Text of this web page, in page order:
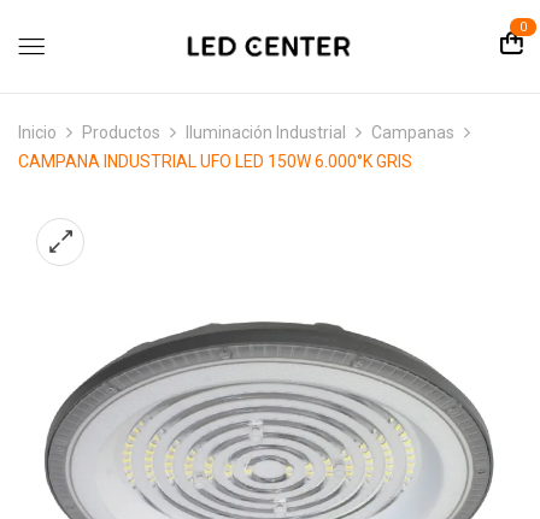
0
Inicio Productos Iluminación Industrial
Campanas
CAMPANA INDUSTRIAL UFO LED 150W 6.000°K GRIS